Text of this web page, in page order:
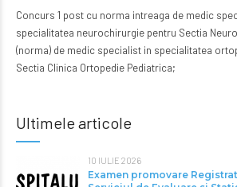
Concurs 1 post cu norma intreaga de medic
specialitatea neurochirurgie pentru Sectia
(norma) de medic specialist in specialitatea
Sectia Clinica Ortopedie Pediatrica;
Ultimele articole
10 IULIE 2026
Examen promovare